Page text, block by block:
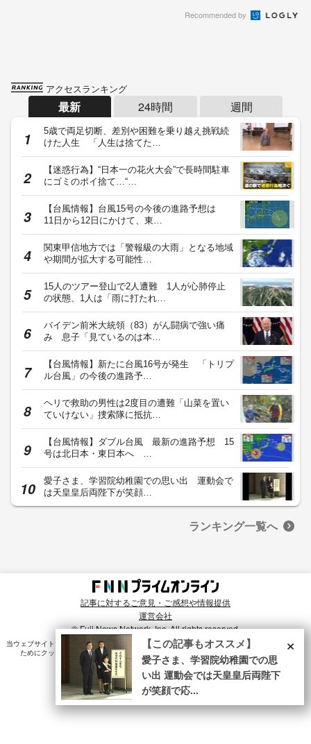
Recommended by
アクセスランキング
最新 24時間 週間
5歳で両足切断、差別や困難を乗り越え挑戦続
けた人生 「人生は捨てた…
【迷惑行為】“日本一の花火大会”で長時間駐車
にゴミのポイ捨て…“…
【台風情報】台風15号の今後の進路予想は
11日から12日にかけて、東…
関東甲信地方では「警報級の大雨」となる地域
や期間が拡大する可能性…
15人のツアー登山で2人遭難 1人が心肺停止
の状態、1人は「雨に打たれ…
バイデン前米大統領（83）がん闘病で強い痛
み 息子「見ているのは本…
【台風情報】新たに台風16号が発生 「トリプ
ル台風」の今後の進路予…
ヘリで救助の男性は2度目の遭難「山菜を置い
ていけない」捜索隊に抵抗…
【台風情報】ダブル台風 最新の進路予想 15
号は北日本・東日本へ …
愛子さま、学習院幼稚園での思い出 運動会で
は天皇皇后両陛下が笑顔…
ランキング一覧へ
記事に対するご意見・ご感想や情報提供
運営会社
© Fuji News Network, Inc. All rights reserved.
当ウェブサイトでは、ユーザのニーズ・興味・関⼼に合致したコンテンツや広告配信を提供する
ためにクッキーを使⽤しています。詳細は、
プライバシーポリシー をご確認ください。×
【この記事もオススメ】
愛子さま、学習院幼稚園での思
い出 運動会では天皇皇后両陛下
が笑顔で応...